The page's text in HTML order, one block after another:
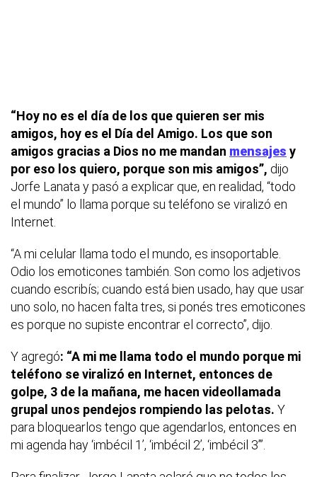
“Hoy no es el día de los que quieren ser mis
amigos, hoy es el Día del Amigo. Los que son
amigos gracias a Dios no me mandan mensajes y
por eso los quiero, porque son mis amigos”, dijo
Jorfe Lanata y pasó a explicar que, en realidad, “todo
el mundo” lo llama porque su teléfono se viralizó en
Internet.
“A mi celular llama todo el mundo, es insoportable.
Odio los emoticones también. Son como los adjetivos
cuando escribís; cuando está bien usado, hay que usar
uno solo, no hacen falta tres, si ponés tres emoticones
es porque no supiste encontrar el correcto”, dijo.
Y agregó: “A mi me llama todo el mundo porque mi
teléfono se viralizó en Internet, entonces de
golpe, 3 de la mañana, me hacen videollamada
grupal unos pendejos rompiendo las pelotas. Y
para bloquearlos tengo que agendarlos, entonces en
mi agenda hay ‘imbécil 1’, ‘imbécil 2’, ‘imbécil 3’”.